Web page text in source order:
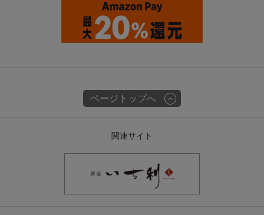
ページトップへ
関連サイト